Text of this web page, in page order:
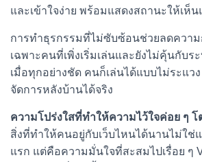
และเข้าใจง่าย พร้อมแสดงสถานะให้เห็
การทำธุรกรรมที่ไม่ซับซ้อนช่วยลดความ
เฉพาะคนที่เพิ่งเริ่มเล่นและยังไม่คุ้นกับ
เมื่อทุกอย่างชัด คนก็เล่นได้แบบไม่ระแว
จัดการหลังบ้านได้จริง
ความโปร่งใสที่ทำให้ความไว้ใจค่อย ๆ
สิ่งที่ทำให้คนอยู่กับเว็บไหนได้นานไม่ใช่
แรก แต่คือความมั่นใจที่สะสมไปเรื่อย ๆ